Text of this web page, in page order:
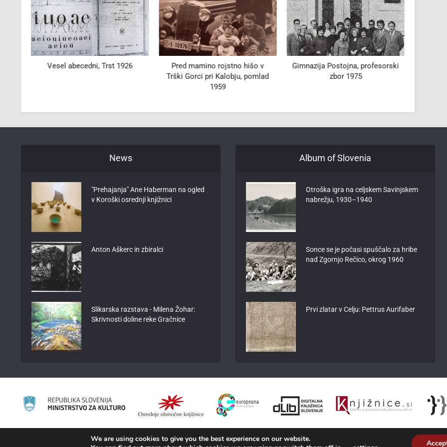
Vesel abecedni, Trst 1926
Pred mamino rojstno hišo v
Trški Gorci pri Kalobju, pomlad
1959
Gimnazija Postojna, profesorski
zbor 1975
News
"Prehajanja" Ane Haberman na ogled
v Koroški osrednji knjižnici
Anton Aškerc in zbiralci
Slikarska razstava - Milena Žohar:
Skrivnosti doline reke Gračnice
Album of Slovenia
Otroška igra na celjskem Savinjskem
nabrežju, 1930–1940
Sonce se je počasi spuščalo za hribe
nad Zgornjo Rečico, okrog 1960
Prvi zlatar v Celju: Pettrus Aurifaber
We are using cookies to give you the best experience on our website.